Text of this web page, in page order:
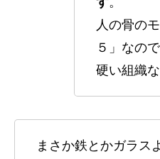
人の骨の
５」なの
硬い組織な
まさか鉄とかガラス